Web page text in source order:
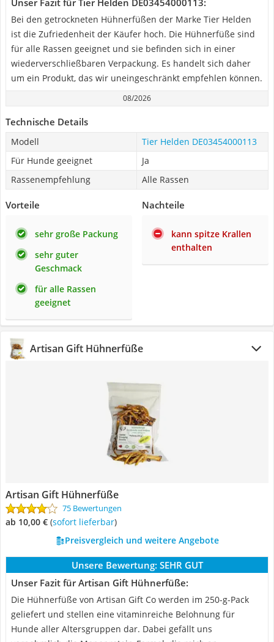
Unser Fazit für Tier Helden DE03454000113:
Bei den getrockneten Hühnerfüßen der Marke Tier Helden
ist die Zufriedenheit der Käufer hoch. Die Hühnerfüße sind
für alle Rassen geeignet und sie befinden sich in einer
wiederverschließbaren Verpackung. Es handelt sich daher
um ein Produkt, das wir uneingeschränkt empfehlen können.
08/2026
Technische Details
Modell
Tier Helden DE03454000113
Für Hunde geeignet
Ja
Rassenempfehlung
Alle Rassen
Vorteile
sehr große Packung
sehr guter
Geschmack
für alle Rassen
geeignet
Nachteile
kann spitze Krallen
enthalten
Artisan Gift Hühnerfüße
Artisan Gift Hühnerfüße
75 Bewertungen
ab 10,00 € ( Sofort lieferbar)
Preisvergleich und weitere Angebote
Unsere Bewertung: SEHR GUT
Unser Fazit für Artisan Gift Hühnerfüße:
Die Hühnerfüße von Artisan Gift Co werden im 250-g-Pack
geliefert und stellen eine vitaminreiche Belohnung für
Hunde aller Altersgruppen dar. Dabei gefällt uns